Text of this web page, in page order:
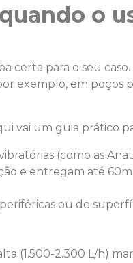
o
certa para o seu
exemplo, em
vai um guia prático
(como as
e entregam até
ou de
(1.500-2.300 L/h)